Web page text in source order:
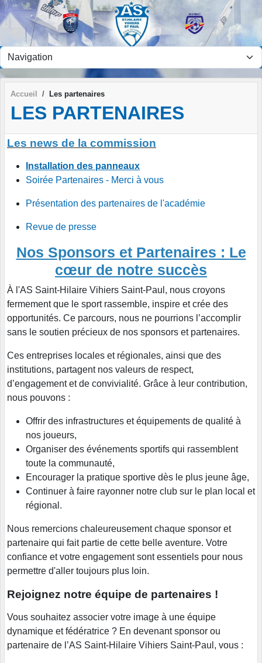
Accueil Les partenaires
LES PARTENAIRES
Les news de la commission
Installation des panneaux
Soirée Partenaires - Merci à vous
Présentation des partenaires de l'académie
Revue de presse
Nos Sponsors et Partenaires : Le
cœur de notre succès
À l'AS Saint-Hilaire Vihiers Saint-Paul, nous croyons
fermement que le sport rassemble, inspire et crée des
opportunités. Ce parcours, nous ne pourrions l’accomplir
sans le soutien précieux de nos sponsors et partenaires.
Ces entreprises locales et régionales, ainsi que des
institutions, partagent nos valeurs de respect,
d’engagement et de convivialité. Grâce à leur contribution,
nous pouvons :
Offrir des infrastructures et équipements de qualité à
nos joueurs,
Organiser des événements sportifs qui rassemblent
toute la communauté,
Encourager la pratique sportive dès le plus jeune âge,
Continuer à faire rayonner notre club sur le plan local et
régional.
Nous remercions chaleureusement chaque sponsor et
partenaire qui fait partie de cette belle aventure. Votre
confiance et votre engagement sont essentiels pour nous
permettre d'aller toujours plus loin.
Rejoignez notre équipe de partenaires !
Vous souhaitez associer votre image à une équipe
dynamique et fédératrice ? En devenant sponsor ou
partenaire de l’AS Saint-Hilaire Vihiers Saint-Paul, vous :
Panneau de gestion des cookies